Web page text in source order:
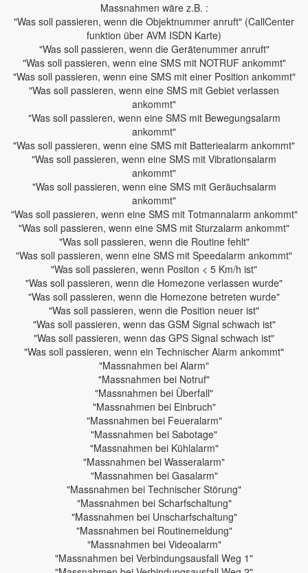
Massnahmen wäre z.B. :
"Was soll passieren, wenn die Objektnummer anruft" (CallCenter
funktion über AVM ISDN Karte)
"Was soll passieren, wenn die Gerätenummer anruft"
"Was soll passieren, wenn eine SMS mit NOTRUF ankommt"
"Was soll passieren, wenn eine SMS mit einer Position ankommt"
"Was soll passieren, wenn eine SMS mit Gebiet verlassen
ankommt"
"Was soll passieren, wenn eine SMS mit Bewegungsalarm
ankommt"
"Was soll passieren, wenn eine SMS mit Batteriealarm ankommt"
"Was soll passieren, wenn eine SMS mit Vibrationsalarm
ankommt"
"Was soll passieren, wenn eine SMS mit Geräuchsalarm
ankommt"
"Was soll passieren, wenn eine SMS mit Totmannalarm ankommt"
"Was soll passieren, wenn eine SMS mit Sturzalarm ankommt"
"Was soll passieren, wenn die Routine fehlt"
"Was soll passieren, wenn eine SMS mit Speedalarm ankommt"
"Was soll passieren, wenn Positon < 5 Km/h ist"
"Was soll passieren, wenn die Homezone verlassen wurde"
"Was soll passieren, wenn die Homezone betreten wurde"
"Was soll passieren, wenn die Position neuer ist"
"Was soll passieren, wenn das GSM Signal schwach ist"
"Was soll passieren, wenn das GPS Signal schwach ist"
"Was soll passieren, wenn ein Technischer Alarm ankommt"
"Massnahmen bei Alarm"
"Massnahmen bei Notruf"
"Massnahmen bei Überfall"
"Massnahmen bei Einbruch"
"Massnahmen bei Feueralarm"
"Massnahmen bei Sabotage"
"Massnahmen bei Kühlalarm"
"Massnahmen bei Wasseralarm"
"Massnahmen bei Gasalarm"
"Massnahmen bei Technischer Störung"
"Massnahmen bei Scharfschaltung"
"Massnahmen bei Unscharfschaltung"
"Massnahmen bei Routinemeldung"
"Massnahmen bei Videoalarm"
"Massnahmen bei Verbindungsausfall Weg 1"